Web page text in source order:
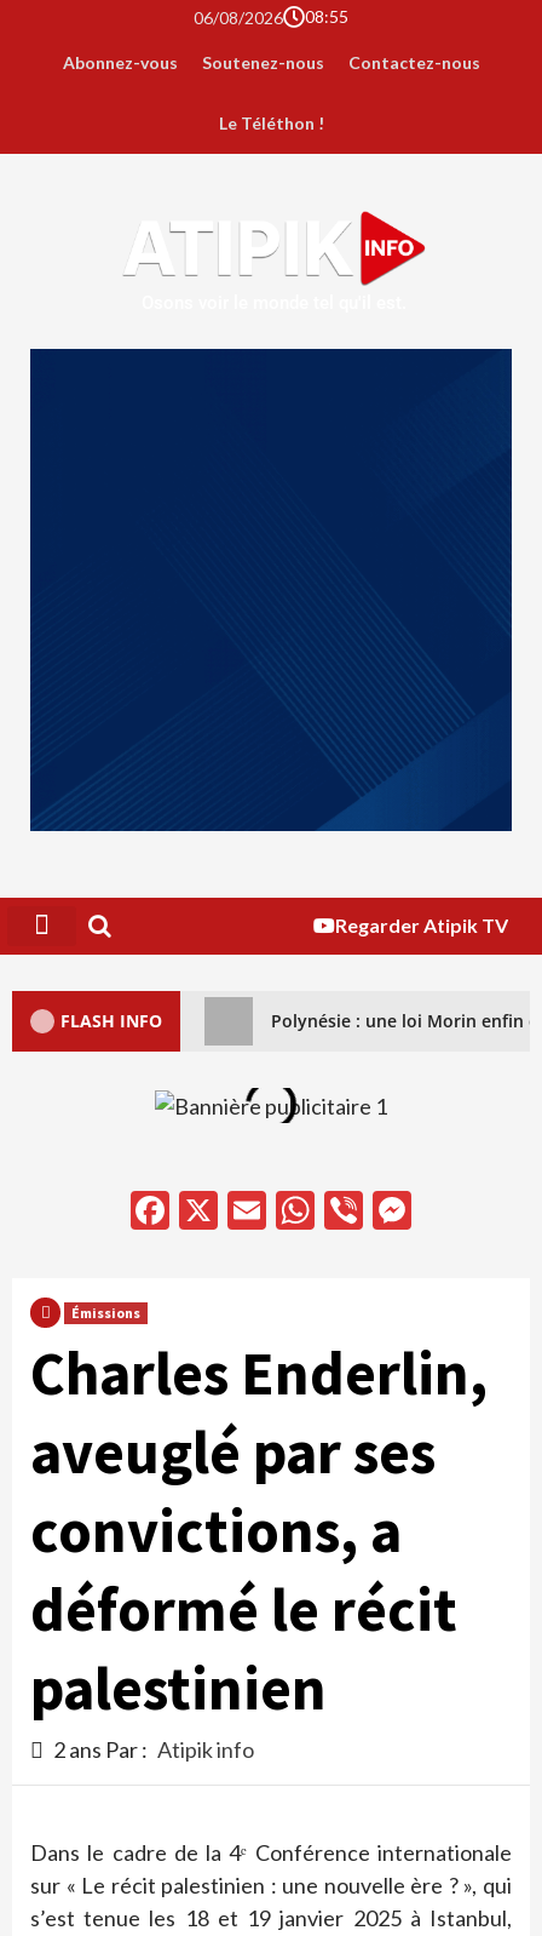
06/08/2026 08:55
Abonnez-vous Soutenez-nous Contactez-nous
Le Téléthon !
Regarder Atipik TV
FLASH INFO Polynésie : une loi Morin enfin
Facebook
X EmailWhatsApp
Viber
Émissions
Charles Enderlin,
aveuglé par ses
convictions, a
déformé le récit
palestinien
2 ans Par : Atipik info
Dans le cadre de la 4ᵉ Conférence internationale
sur « Le récit palestinien : une nouvelle ère ? », qui
s’est tenue les 18 et 19 janvier 2025 à Istanbul,